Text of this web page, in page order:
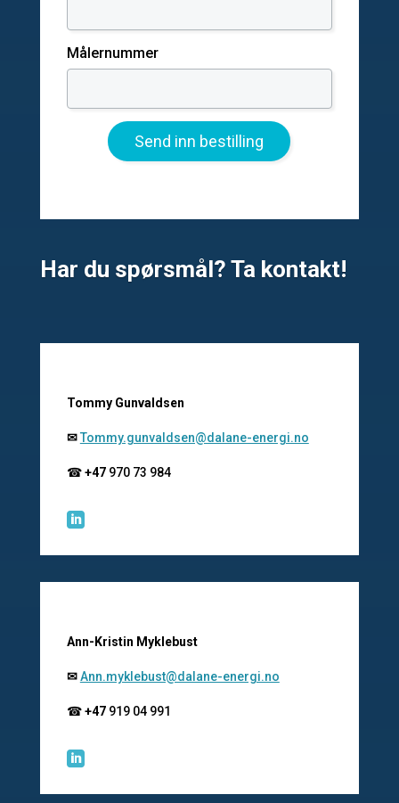
Målernummer
Har du spørsmål? Ta kontakt!
Tommy Gunvaldsen
✉Tommy.gunvaldsen@dalane-energi.no
☎+47970 73 984

Ann-Kristin Myklebust
✉Ann.myklebust@dalane-energi.no
☎+47919 04 991
